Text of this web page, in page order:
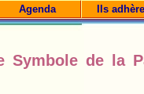
Agenda Ils
Symbole de la